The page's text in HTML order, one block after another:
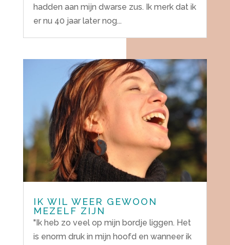
hadden aan mijn dwarse zus. Ik merk dat ik
er nu 40 jaar later nog...
IK WIL WEER GEWOON
MEZELF ZIJN
"Ik heb zo veel op mijn bordje liggen. Het
is enorm druk in mijn hoofd en wanneer ik